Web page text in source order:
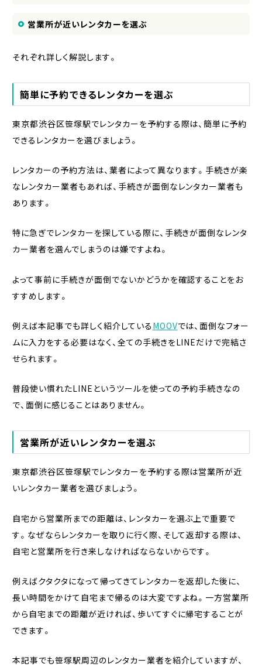
営業所が近いレンタカーを選ぶ
それぞれ詳しく解説します。
簡単に予約できるレンタカーを選ぶ
東京都渋谷区笹塚駅でレンタカーを予約する際は、簡単に予約
できるレンタカーを選びましょう。
レンタカーの予約方法は、業者によって異なります。手続きが楽
なレンタカー業者もあれば、手続きが面倒なレンタカー業者も
あります。
特に急ぎでレンタカーを探している際に、手続きが面倒なレンタ
カー業者を選んでしまうのは嫌ですよね。
よって事前に手続きが面倒でないかどうかを確認することをお
すすめします。
例えば本記事でも詳しく紹介している MOOVでは、面倒なフォー
ムに入力をする必要はなく、全ての手続きをLINEだけで完結さ
せられます。
普段使い慣れたLINEというツールを使っての予約手続きなの
で、面倒に感じることはありません。
営業所が近いレンタカーを選ぶ
東京都渋谷区笹塚駅でレンタカーを予約する際は営業所が近
いレンタカー業者を選びましょう。
自宅から営業所までの距離は、レンタカーを選ぶ上で重要で
す。なぜならレンタカーを取りに行く際、そして返却する際は、
自宅と営業所を行き来しなければならないからです。
例えばクタクタになって帰ってきてレンタカーを返却した後に、
長い時間をかけて自宅まで帰るのは大変ですよね。一方営業所
から自宅までの距離が近ければ、歩いてすぐに帰宅することが
できます。
本記事でも笹塚駅周辺のレンタカー業者を紹介していますが、